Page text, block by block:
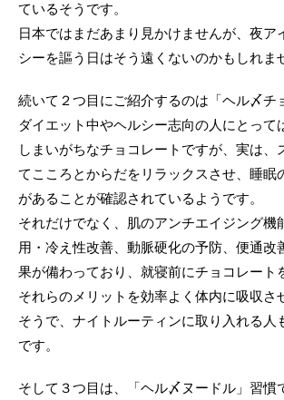
ているそうです。
日本ではまだあまり見かけませんが、夜ア
シーを謳う日はそう遠くないのかもしれま
続いて２つ目にご紹介するのは「ヘル〆チ
ダイエット中やヘルシー志向の人にとって
しまいがちなチョコレートですが、実は、
てこころとからだをリラックスさせ、睡眠
があることが確認されているようです。
それだけでなく、肌のアンチエイジング機
用・冷え性改善、動脈硬化の予防、便通改
果が備わっており、就寝前にチョコレート
それらのメリットを効率よく体内に吸収さ
そうで、ナイトルーティンに取り入れる人
です。
そして３つ目は、「ヘル〆ヌードル」習慣